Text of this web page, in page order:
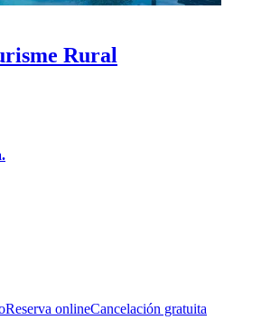
Rural
Reserva onlineCancelación gratuita